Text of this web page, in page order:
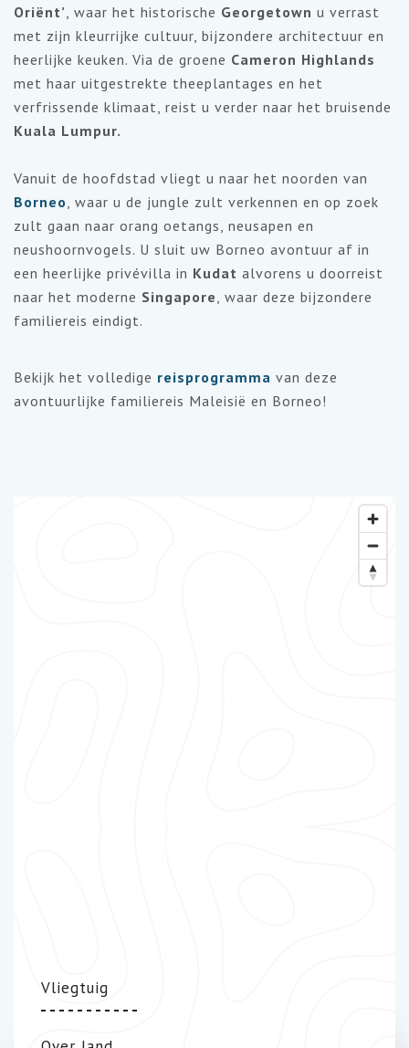
Oriënt’, waar het historische Georgetown u verrast
met zijn kleurrijke cultuur, bijzondere architectuur en
heerlijke keuken. Via de groene Cameron Highlands
met haar uitgestrekte theeplantages en het
verfrissende klimaat, reist u verder naar het bruisende
Kuala Lumpur.
Vanuit de hoofdstad vliegt u naar het noorden van
Borneo, waar u de jungle zult verkennen en op zoek
zult gaan naar orang oetangs, neusapen en
neushoornvogels. U sluit uw Borneo avontuur af in
een heerlijke privévilla in Kudat alvorens u doorreist
naar het moderne Singapore, waar deze bijzondere
familiereis eindigt.
Bekijk het volledige reisprogramma van deze
avontuurlijke familiereis Maleisië en Borneo!
Vliegtuig